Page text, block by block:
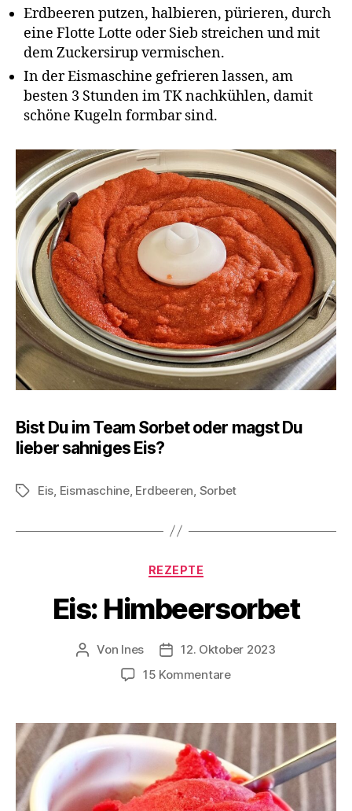
Erdbeeren putzen, halbieren, pürieren, durch
eine Flotte Lotte oder Sieb streichen und mit
dem Zuckersirup vermischen.
In der Eismaschine gefrieren lassen, am
besten 3 Stunden im TK nachkühlen, damit
schöne Kugeln formbar sind.
Bist Du im Team Sorbet oder magst Du
lieber sahniges Eis?
Schlagwörter
Eis Eismaschine, Erdbeeren Sorbet
Kategorien
REZEPTE
Eis: Himbeersorbet
Beitragsautor
Von Ines Veröffentlichungsdatum
12. Oktober 2023
15 Kommentarezu